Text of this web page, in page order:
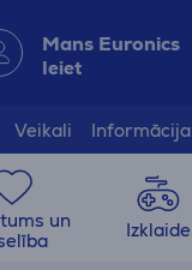
Mans Euronics
Ieiet
Veikali Informācija
un
Izklaide